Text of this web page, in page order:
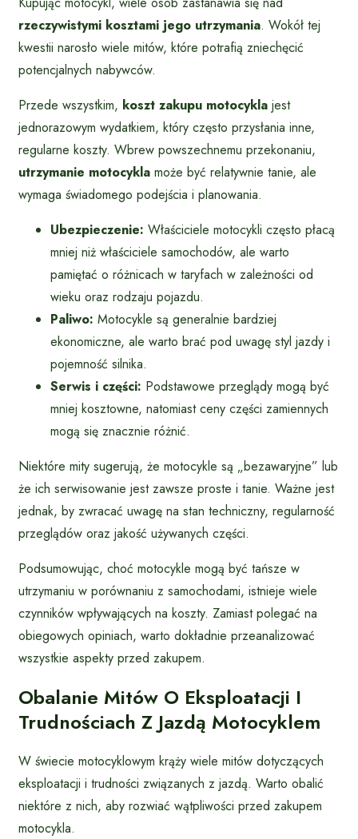
rzeczywistymi kosztami jego utrzymania. Wokół tej
kwestii narosło wiele mitów, które potrafią zniechęcić
potencjalnych nabywców.
Przede wszystkim, koszt zakupu motocykla jest
jednorazowym wydatkiem, który często przysłania inne,
regularne koszty. Wbrew powszechnemu przekonaniu,
utrzymanie motocykla może być relatywnie tanie, ale
wymaga świadomego podejścia i planowania.
Ubezpieczenie: Właściciele motocykli często płacą
mniej niż właściciele samochodów, ale warto
pamiętać o różnicach w taryfach w zależności od
wieku oraz rodzaju pojazdu.
Paliwo: Motocykle są generalnie bardziej
ekonomiczne, ale warto brać pod uwagę styl jazdy i
pojemność silnika.
Serwis i części: Podstawowe przeglądy mogą być
mniej kosztowne, natomiast ceny części zamiennych
mogą się znacznie różnić.
Niektóre mity sugerują, że motocykle są „bezawaryjne” lub
że ich serwisowanie jest zawsze proste i tanie. Ważne jest
jednak, by zwracać uwagę na stan techniczny, regularność
przeglądów oraz jakość używanych części.
Podsumowując, choć motocykle mogą być tańsze w
utrzymaniu w porównaniu z samochodami, istnieje wiele
czynników wpływających na koszty. Zamiast polegać na
obiegowych opiniach, warto dokładnie przeanalizować
wszystkie aspekty przed zakupem.
Obalanie Mitów O Eksploatacji I
Trudnościach Z Jazdą Motocyklem
W świecie motocyklowym krąży wiele mitów dotyczących
eksploatacji i trudności związanych z jazdą. Warto obalić
niektóre z nich, aby rozwiać wątpliwości przed zakupem
motocykla.